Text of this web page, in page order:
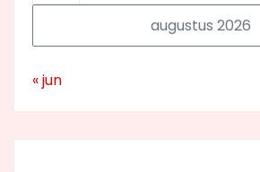
augustus 2026
« jun